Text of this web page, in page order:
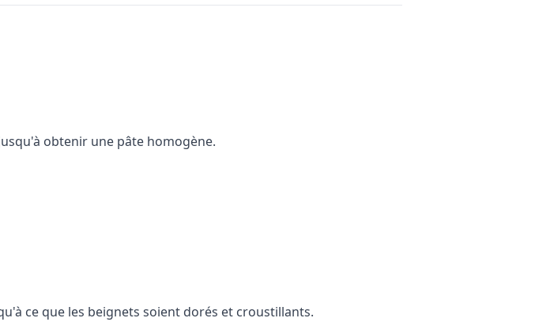
obtenir une pâte homogène.
ce que les beignets soient dorés et croustillants.